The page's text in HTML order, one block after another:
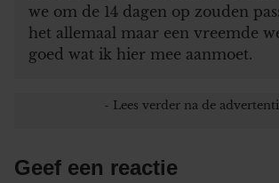
we om de 14 dagen op zouden
het allemaal maar een vreemde
goed wat ik hier mee aanmoet.
Geef een reactie